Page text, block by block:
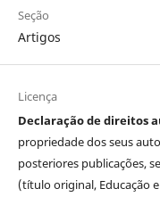
Seção
Artigos
Licença
Declaração de direitos
propriedade dos seus
posteriores publicações,
(título original, Educação